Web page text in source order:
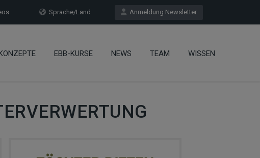
Anmeldung Newsletter
Sprache/Land
EBB-KURSE NEWS TEAM WISSEN